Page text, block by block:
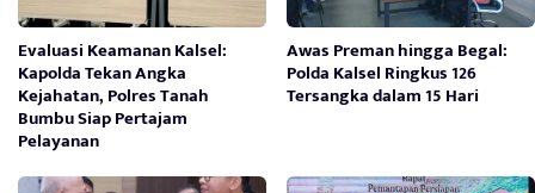
Evaluasi Keamanan Kalsel:
Kapolda Tekan Angka
Kejahatan, Polres Tanah
Bumbu Siap Pertajam
Pelayanan
Awas Preman hingga Begal:
Polda Kalsel Ringkus 126
Tersangka dalam 15 Hari